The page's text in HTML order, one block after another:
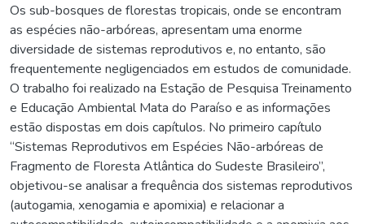
Os sub-bosques de florestas tropicais, onde se encontram
as espécies não-arbóreas, apresentam uma enorme
diversidade de sistemas reprodutivos e, no entanto, são
frequentemente negligenciados em estudos de comunidade.
O trabalho foi realizado na Estação de Pesquisa Treinamento
e Educação Ambiental Mata do Paraíso e as informações
estão dispostas em dois capítulos. No primeiro capítulo
“Sistemas Reprodutivos em Espécies Não-arbóreas de
Fragmento de Floresta Atlântica do Sudeste Brasileiro”,
objetivou-se analisar a frequência dos sistemas reprodutivos
(autogamia, xenogamia e apomixia) e relacionar a